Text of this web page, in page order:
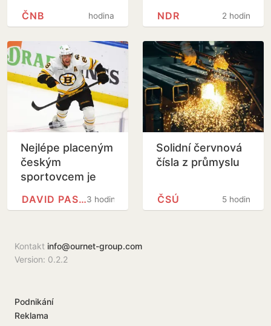
hodina
ČNB 2 hodiny
NDR
Nejlépe placeným
českým
sportovcem je
stále Pastrňák3 hodiny
DAVID PASTRŇÁK
Solidní červnová
čísla z průmyslu
5 hodin
ČSÚ
Kontakt info@ournet-group.com
Version: 0.2.2
Podnikání
Reklama